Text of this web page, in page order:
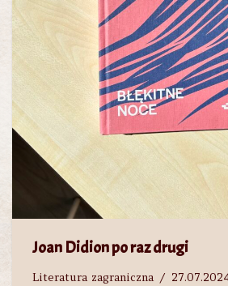
Joan Didion po raz drugi
Literatura zagraniczna